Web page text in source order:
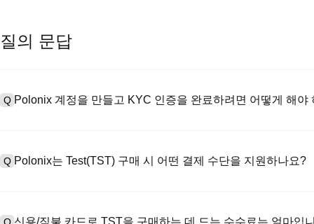
질의 문답
Q Polonix 계정을 만들고 KYC 인증을 완료하려면 어떻게 해야
하여 유효한 신분증 문서를 업로드하고 셀카를 찍어 KYC 인증을 완
Q Polonix는 Test(TST) 구매 시 어떤 결제 수단을 지원하나요?
신용/직불 카드로 TST을 구매하는 데 드는 수수료는 얼마입